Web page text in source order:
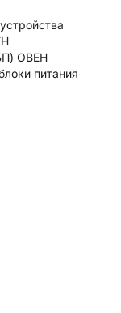
ОВЕН
питания